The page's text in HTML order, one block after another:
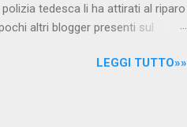
tedesca li ha attirati al riparo
altri blogger presenti sul
inviati durante l'ultimoLEGGI TUTTO»»